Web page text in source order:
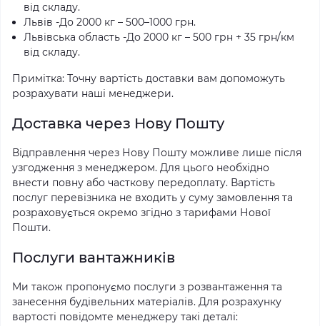
від складу.
Львів -До 2000 кг – 500–1000 грн.
Львівська область -До 2000 кг – 500 грн + 35 грн/км
від складу.
Примітка: Точну вартість доставки вам допоможуть
розрахувати наші менеджери.
Доставка через Нову Пошту
Відправлення через Нову Пошту можливе лише після
узгодження з менеджером. Для цього необхідно
внести повну або часткову передоплату. Вартість
послуг перевізника не входить у суму замовлення та
розраховується окремо згідно з тарифами Нової
Пошти.
Послуги вантажників
Ми також пропонуємо послуги з розвантаження та
занесення будівельних матеріалів. Для розрахунку
вартості повідомте менеджеру такі деталі: